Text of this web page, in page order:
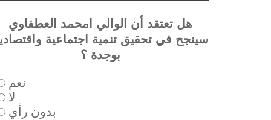
هل تعتقد أن الوالي امحمد العطفاوي
سينجح في تحقيق تنمية اجتماعية
بوجدة ؟
نعم
لا
بدون رأي